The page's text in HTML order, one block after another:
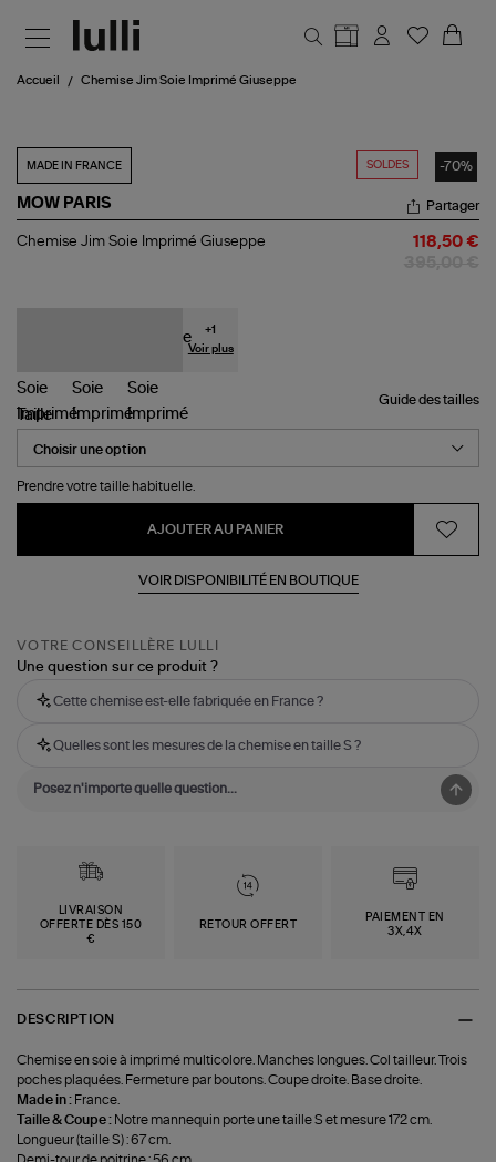
Accueil Chemise Jim Soie Imprimé Giuseppe
SOLDES -70%
MADE IN FRANCE
MOW PARIS
Chemise
Partager
Chemise Jim Soie Imprimé Giuseppe 118,50 €
+1
Voir plus
Guide des tailles
Taille
Prendre votre taille habituelle.
AJOUTER AU PANIER
VOIR DISPONIBILITÉ EN BOUTIQUE
VOTRE CONSEILLÈRE LULLI
Une question sur ce produit ?
Cette chemise est-elle fabriquée en France ?
Quelles sont les mesures de la chemise en taille S ?
LIVRAISON
OFFERTE DÈS 150
€
RETOUR OFFERT
PAIEMENT EN
3X,4X
DESCRIPTION
Chemise en soie à imprimé multicolore. Manches longues. Col tailleur. Trois
poches plaquées. Fermeture par boutons. Coupe droite. Base droite.
Made in : France.
Taille & Coupe : Notre mannequin porte une taille S et mesure 172 cm.
Longueur (taille S) : 67 cm.